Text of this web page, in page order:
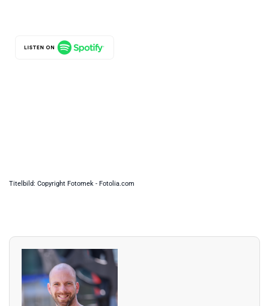
Titelbild: Copyright Fotomek - Fotolia.com